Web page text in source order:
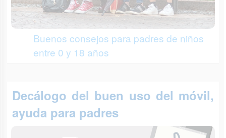
Buenos consejos para padres de niños
entre 0 y 18 años
Decálogo del buen uso del móvil,
ayuda para padres